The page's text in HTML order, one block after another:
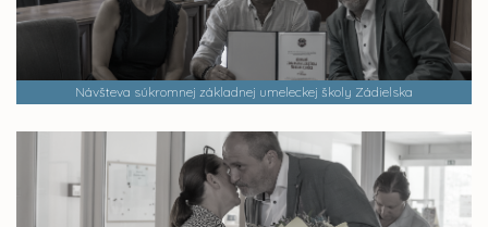
Návšteva súkromnej základnej umeleckej školy Zádielska